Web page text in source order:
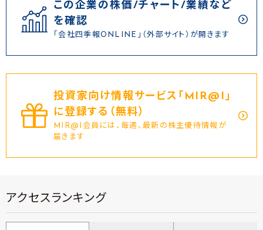
この企業の株価/チャート/業績など
を確認
「会社四季報ONLINE」（外部サイト）が開きます
投資家向け情報サービス｢MIR@I｣
に登録する（無料）
MIR@I会員には、毎週、最新の株主優待情報が
届きます
アクセスランキング